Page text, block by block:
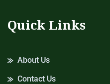
Quick Links
About Us
Contact Us